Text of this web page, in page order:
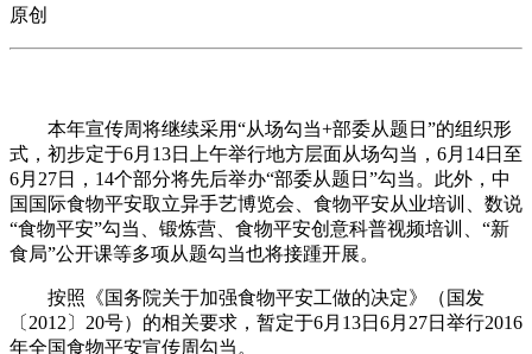
原创
本年宣传周将继续采用“从场勾当+部委从题日”的组织形
式，初步定于6月13日上午举行地方层面从场勾当，6月14日至
6月27日，14个部分将先后举办“部委从题日”勾当。此外，中
国国际食物平安取立异手艺博览会、食物平安从业培训、数说
“食物平安”勾当、锻炼营、食物平安创意科普视频培训、“新
食局”公开课等多项从题勾当也将接踵开展。
按照《国务院关于加强食物平安工做的决定》（国发
〔2012〕20号）的相关要求，暂定于6月13日6月27日举行2016
年全国食物平安宣传周勾当。